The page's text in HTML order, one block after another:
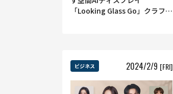
「Looking Glass Go」クラファ
ビジネス 2024/2/9 [FRI]